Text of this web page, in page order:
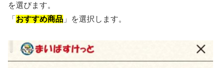
を選びます。
「 おすすめ商品 」を選択します。